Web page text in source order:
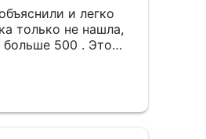
и легко
только не нашла,
больше 500 . Это
месяц